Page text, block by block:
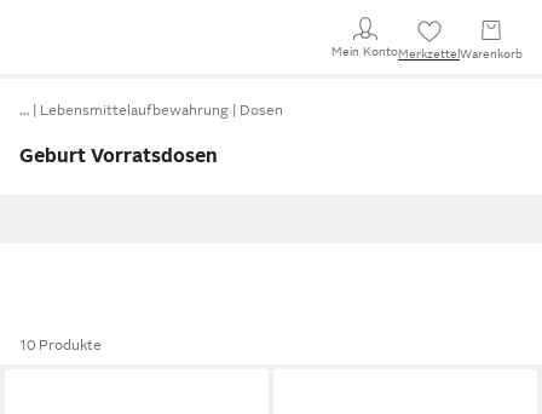
Mein KontoMerkzettel Warenkorb
… Lebensmittelaufbewahrung Dosen
Geburt Vorratsdosen
10 Produkte